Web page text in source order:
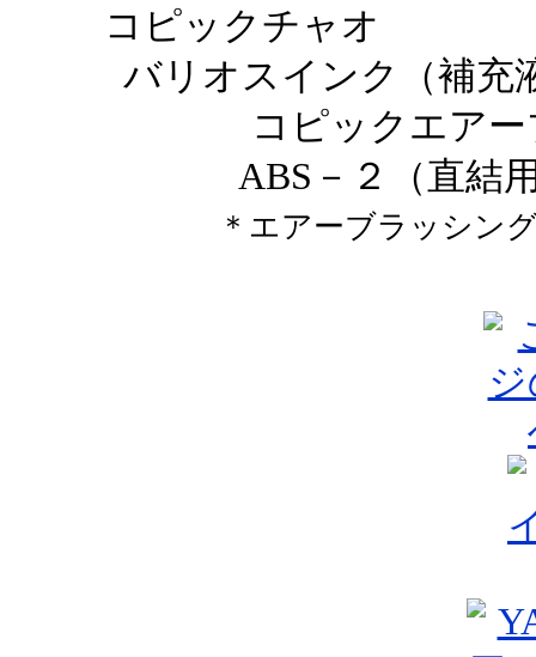
コピックチ
バリオスインク（
コピックエア
ABS－２（直結
＊エアーブラッシン